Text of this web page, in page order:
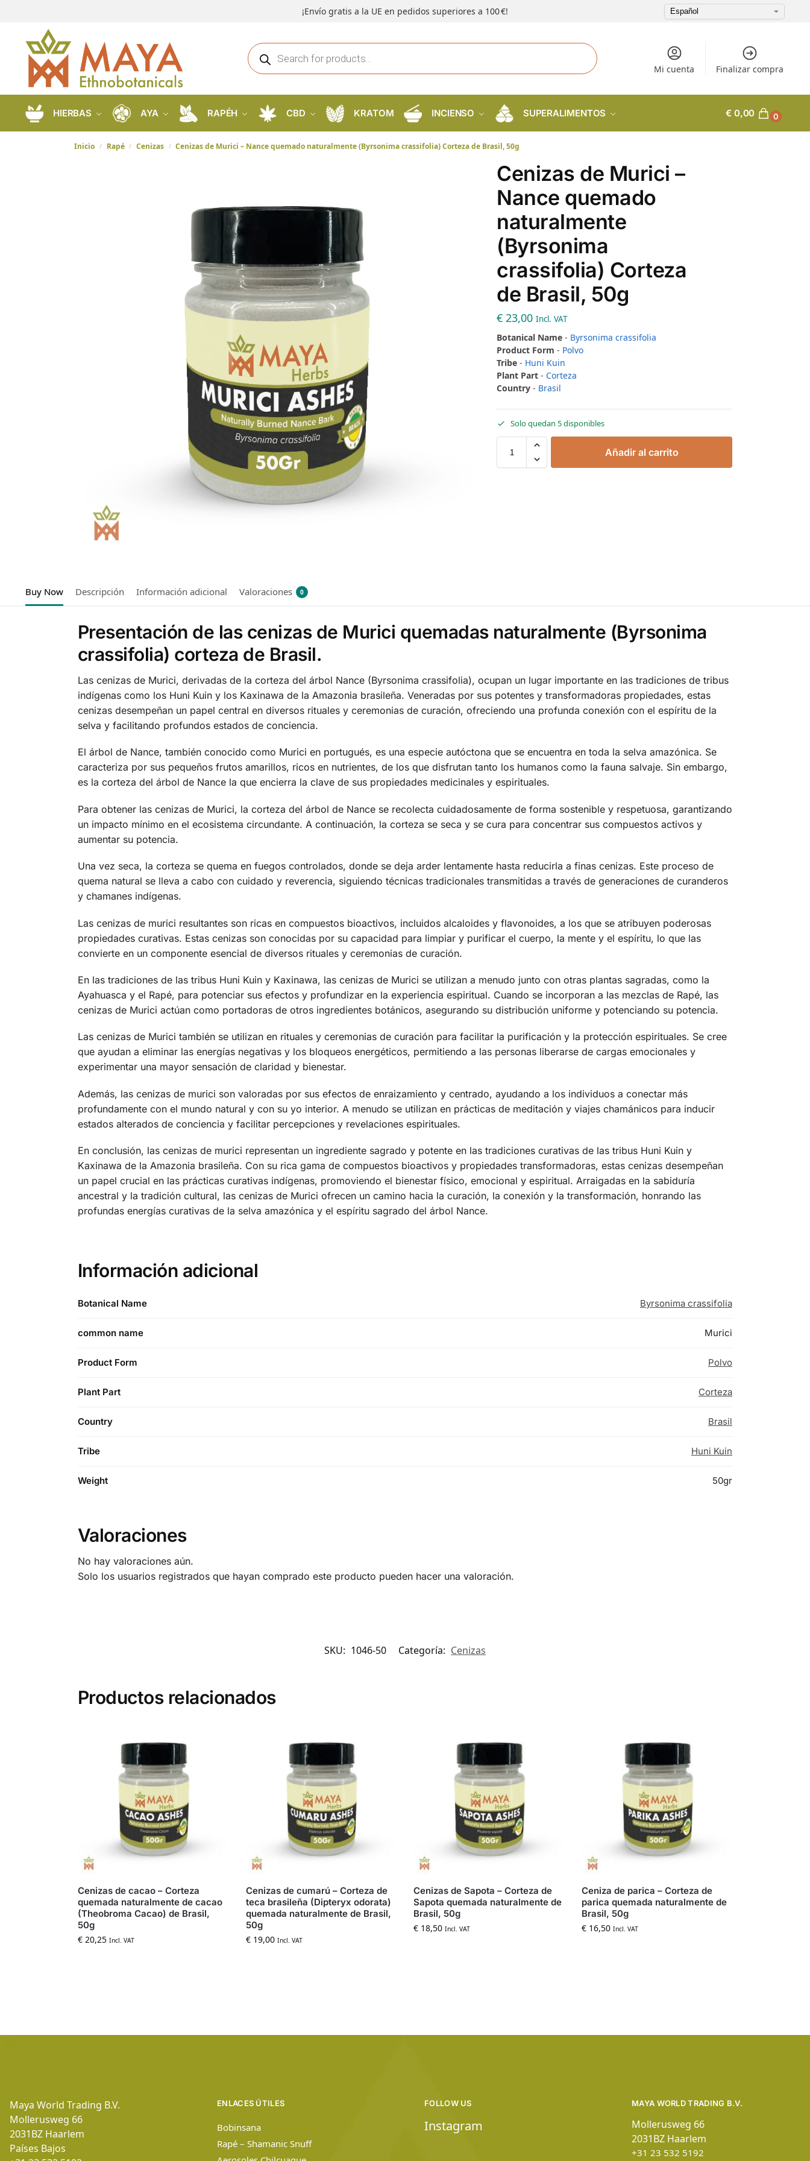
¡Envío gratis a la UE en pedidos superiores a 100 €!
Mi cuenta Finalizar compra
HIERBAS AYA RAPÉH CBD KRATOM INCIENSO SUPERALIMENTOS € 0,00 0
Inicio / Rapé / Cenizas / Cenizas de Murici – Nance quemado naturalmente (Byrsonima crassifolia) Corteza de Brasil, 50g
Cenizas de Murici –
Nance quemado
naturalmente
(Byrsonima
crassifolia) Corteza
de Brasil, 50g
€ 23,00 Incl. VAT
Botanical Name - Byrsonima crassifolia
Product Form - Polvo
Tribe - Huni Kuin
Plant Part - Corteza
Country - Brasil
Solo quedan 5 disponibles
Añadir al carrito
Buy Now Descripción Información adicional Valoraciones 0
Presentación de las cenizas de Murici quemadas naturalmente (Byrsonima
crassifolia) corteza de Brasil.
Las cenizas de Murici, derivadas de la corteza del árbol Nance (Byrsonima crassifolia), ocupan un lugar importante en las tradiciones de tribus
indígenas como los Huni Kuin y los Kaxinawa de la Amazonia brasileña. Veneradas por sus potentes y transformadoras propiedades, estas
cenizas desempeñan un papel central en diversos rituales y ceremonias de curación, ofreciendo una profunda conexión con el espíritu de la
selva y facilitando profundos estados de conciencia.
El árbol de Nance, también conocido como Murici en portugués, es una especie autóctona que se encuentra en toda la selva amazónica. Se
caracteriza por sus pequeños frutos amarillos, ricos en nutrientes, de los que disfrutan tanto los humanos como la fauna salvaje. Sin embargo,
es la corteza del árbol de Nance la que encierra la clave de sus propiedades medicinales y espirituales.
Para obtener las cenizas de Murici, la corteza del árbol de Nance se recolecta cuidadosamente de forma sostenible y respetuosa, garantizando
un impacto mínimo en el ecosistema circundante. A continuación, la corteza se seca y se cura para concentrar sus compuestos activos y
aumentar su potencia.
Una vez seca, la corteza se quema en fuegos controlados, donde se deja arder lentamente hasta reducirla a finas cenizas. Este proceso de
quema natural se lleva a cabo con cuidado y reverencia, siguiendo técnicas tradicionales transmitidas a través de generaciones de curanderos
y chamanes indígenas.
Las cenizas de murici resultantes son ricas en compuestos bioactivos, incluidos alcaloides y flavonoides, a los que se atribuyen poderosas
propiedades curativas. Estas cenizas son conocidas por su capacidad para limpiar y purificar el cuerpo, la mente y el espíritu, lo que las
convierte en un componente esencial de diversos rituales y ceremonias de curación.
En las tradiciones de las tribus Huni Kuin y Kaxinawa, las cenizas de Murici se utilizan a menudo junto con otras plantas sagradas, como la
Ayahuasca y el Rapé, para potenciar sus efectos y profundizar en la experiencia espiritual. Cuando se incorporan a las mezclas de Rapé, las
cenizas de Murici actúan como portadoras de otros ingredientes botánicos, asegurando su distribución uniforme y potenciando su potencia.
Las cenizas de Murici también se utilizan en rituales y ceremonias de curación para facilitar la purificación y la protección espirituales. Se cree
que ayudan a eliminar las energías negativas y los bloqueos energéticos, permitiendo a las personas liberarse de cargas emocionales y
experimentar una mayor sensación de claridad y bienestar.
Además, las cenizas de murici son valoradas por sus efectos de enraizamiento y centrado, ayudando a los individuos a conectar más
profundamente con el mundo natural y con su yo interior. A menudo se utilizan en prácticas de meditación y viajes chamánicos para inducir
estados alterados de conciencia y facilitar percepciones y revelaciones espirituales.
En conclusión, las cenizas de murici representan un ingrediente sagrado y potente en las tradiciones curativas de las tribus Huni Kuin y
Kaxinawa de la Amazonia brasileña. Con su rica gama de compuestos bioactivos y propiedades transformadoras, estas cenizas desempeñan
un papel crucial en las prácticas curativas indígenas, promoviendo el bienestar físico, emocional y espiritual. Arraigadas en la sabiduría
ancestral y la tradición cultural, las cenizas de Murici ofrecen un camino hacia la curación, la conexión y la transformación, honrando las
profundas energías curativas de la selva amazónica y el espíritu sagrado del árbol Nance.
Información adicional
Botanical Name Byrsonima crassifolia
common name Murici
Product Form Polvo
Plant Part Corteza
Country Brasil
Tribe Huni Kuin
Weight 50gr
Valoraciones
No hay valoraciones aún.
Solo los usuarios registrados que hayan comprado este producto pueden hacer una valoración.
SKU: 1046-50 Categoría: Cenizas
Productos relacionados
Cenizas de cacao – Corteza
quemada naturalmente de cacao
(Theobroma Cacao) de Brasil,
50g
€20,25 Incl. VAT
Cenizas de cumarú – Corteza de
teca brasileña (Dipteryx odorata)
quemada naturalmente de Brasil,
50g
€19,00 Incl. VAT
Cenizas de Sapota – Corteza de
Sapota quemada naturalmente de
Brasil, 50g
€ 18,50 Incl. VAT
Ceniza de parica – Corteza de
parica quemada naturalmente de
Brasil, 50g
€ 16,50 Incl. VAT
Maya World Trading B.V.
Mollerusweg 66
2031BZ Haarlem
Países Bajos
ENLACES ÚTILES
Bobinsana
Rapé – Shamanic Snuff
MAYA WORLD TRADING B.V.
Mollerusweg 66
2031BZ Haarlem
+31 23 532 5192
FOLLOW US
Instagram